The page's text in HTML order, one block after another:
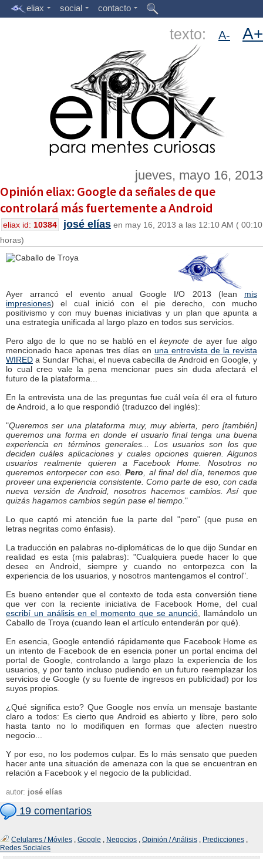
eliax social contacto
texto: A- A+
jueves, mayo 16, 2013
Opinión eliax: Google da señales de que
controlará más fuertemente a Android
eliax id: 10384 josé elías en may 16, 2013 a las 12:10 AM ( 00:10
horas)
Ayer arrancó el evento anual Google I/O 2013 (lean mis
impresiones) el cual inició con el pie derecho, con mucho
positivismo y con muy buenas iniciativas y un plan que apunta a
una estrategia unificada al largo plazo en todos sus servicios.
Pero algo de lo que no se habló en elkeynote de ayer fue algo
mencionado hace apenas tres días en una entrevista de la revista
WIRED a Sundar Pichai, el nueva cabecilla de Android en Google, y
lo cual creo vale la pena mencionar pues sin duda afectará el
futuro de la plataforma...
En la entrevista una de las preguntas fue cuál veía él era el futuro
de Android, a lo que respondió (traduzco del inglés):
"Queremos ser una plataforma muy, muy abierta, pero [también]
queremos una forma en donde el usuario final tenga una buena
experiencia en términos generales... Los usuarios son los que
deciden cuáles aplicaciones y cuales opciones quieren. Algunos
usuarios realmente quieren a Facebook Home. Nosotros no
queremos entorpecer con eso.Pero , al final del día, tenemos que
proveer una experiencia consistente. Como parte de eso, con cada
nueva versión de Android, nosotros hacemos cambios. Así que
quizás hagamos cambios según pase el tiempo. "
Lo que captó mi atención fue la parte del "pero" (que puse en
letras negritas como énfasis).
La traducción en palabras no-diplomáticas de lo que dijo Sundar en
realidad es esta (mis palabras): "Cualquiera puede hacer lo que
desee en Android, siempre y cuando no entorpezca con la
experiencia de los usuarios, y nosotros mantengamos el control".
Es bueno entender que el contexto de toda esta conversión tiene
que ver con la reciente iniciativa de Facebook Home, del cual
escribí un análisis en el momento que se anunció , llamándolo un
Caballo de Troya (cuando lean el artículo entenderán por qué).
En esencia, Google entendió rápidamente que Facebook Home es
un intento de Facebook de en esencia poner un portal encima del
portal de Google, controlando a largo plazo la experiencia de los
usuarios, y por tanto incluso pudiendo en un futuro reemplazar los
servicios de Google (y su fuente de ingresos en publicidad) por los
suyos propios.
¿Qué significa esto? Que Google nos envía un mensaje bastante
claro a todos: Es cierto que Android es abierto y libre, pero solo
hasta tanto no lo modifiquen en formas que afecten nuestro
negocio...
Y por eso, no los podemos culpar. Es lo más sensato que pueden
hacer ante una situación de amenaza con la que se encuentran en
relación a Facebook y el negocio de la publicidad.
autor: josé elías
19 comentarios
Celulares / Móviles , Google , Negocios , Opinión / Análisis , Predicciones ,
Redes Sociales